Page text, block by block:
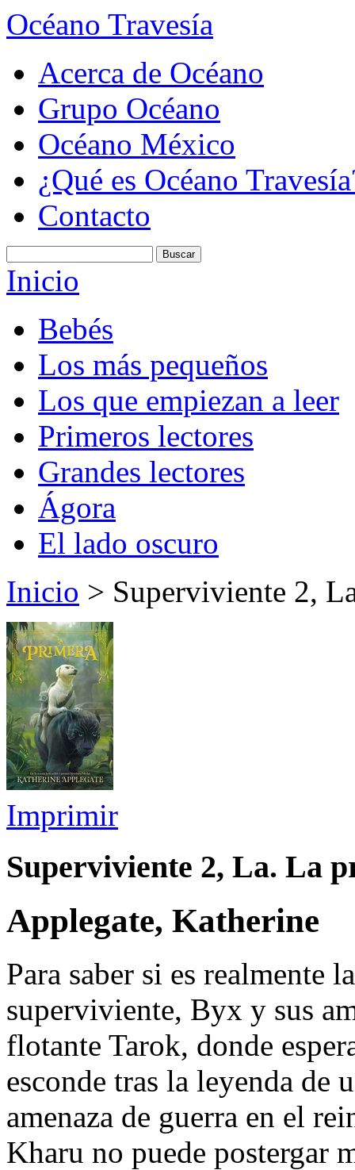
Océano Travesía
Acerca de Océano
Grupo Océano
Océano México
¿Qué es Océano
Contacto
Inicio
Bebés
Los más pequeños
Los que empiezan a leer
Primeros lectores
Grandes lectores
Ágora
El lado oscuro
Inicio > Superviviente 2,
Imprimir
Superviviente 2, La. La
Applegate, Katherine
Para saber si es realmente
superviviente, Byx y sus
flotante Tarok, donde
esconde tras la leyenda de
amenaza de guerra en el
Kharu no puede postergar